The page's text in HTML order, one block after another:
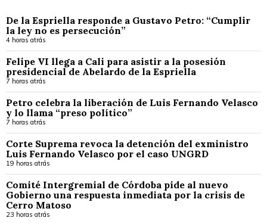
De la Espriella responde a Gustavo Petro: “Cumplir
la ley no es persecución”
4 horas atrás
Felipe VI llega a Cali para asistir a la posesión
presidencial de Abelardo de la Espriella
7 horas atrás
Petro celebra la liberación de Luis Fernando Velasco
y lo llama “preso político”
7 horas atrás
Corte Suprema revoca la detención del exministro
Luis Fernando Velasco por el caso UNGRD
19 horas atrás
Comité Intergremial de Córdoba pide al nuevo
Gobierno una respuesta inmediata por la crisis de
Cerro Matoso
23 horas atrás